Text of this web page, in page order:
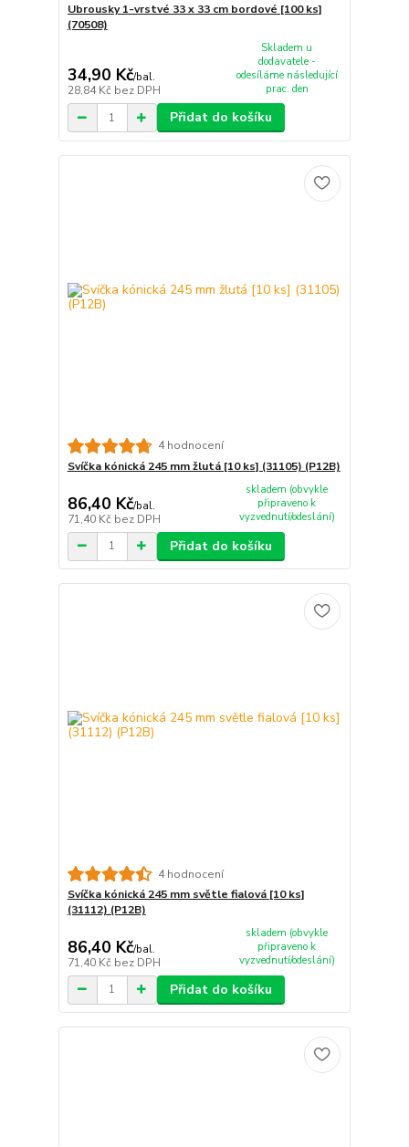
Ubrousky 1-vrstvé 33 x 33 cm bordové [100 ks]
(70508)
34,90 Kč/bal.
28,84 Kč bez DPH
Skladem u
dodavatele -
odesíláme následující
prac. den
Přidat do košíku
4 hodnocení
Svíčka kónická 245 mm žlutá [10 ks] (31105) (P12B)
86,40 Kč/bal.
71,40 Kč bez DPH
skladem (obvykle
připraveno k
vyzvednutí/odeslání)
Přidat do košíku
4 hodnocení
Svíčka kónická 245 mm světle fialová [10 ks]
(31112) (P12B)
86,40 Kč/bal.
71,40 Kč bez DPH
skladem (obvykle
připraveno k
vyzvednutí/odeslání)
Přidat do košíku